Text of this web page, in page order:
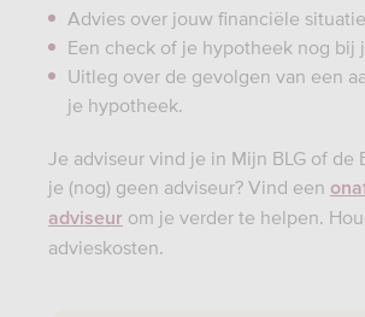
Advies over jouw financiële
Een check of je hypotheek nog bij
Uitleg over de gevolgen van een
je hypotheek.
Je adviseur vind je in Mijn BLG of de
je (nog) geen adviseur? Vind een
adviseur om je verder te helpen.
advieskosten.